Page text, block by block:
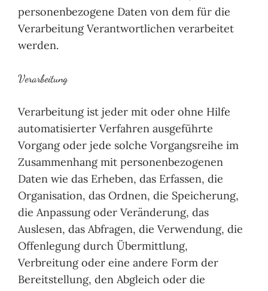
personenbezogene Daten von dem für die
Verarbeitung Verantwortlichen verarbeitet
werden.
Verarbeitung
Verarbeitung ist jeder mit oder ohne Hilfe
automatisierter Verfahren ausgeführte
Vorgang oder jede solche Vorgangsreihe im
Zusammenhang mit personenbezogenen
Daten wie das Erheben, das Erfassen, die
Organisation, das Ordnen, die Speicherung,
die Anpassung oder Veränderung, das
Auslesen, das Abfragen, die Verwendung, die
Offenlegung durch Übermittlung,
Verbreitung oder eine andere Form der
Bereitstellung, den Abgleich oder die